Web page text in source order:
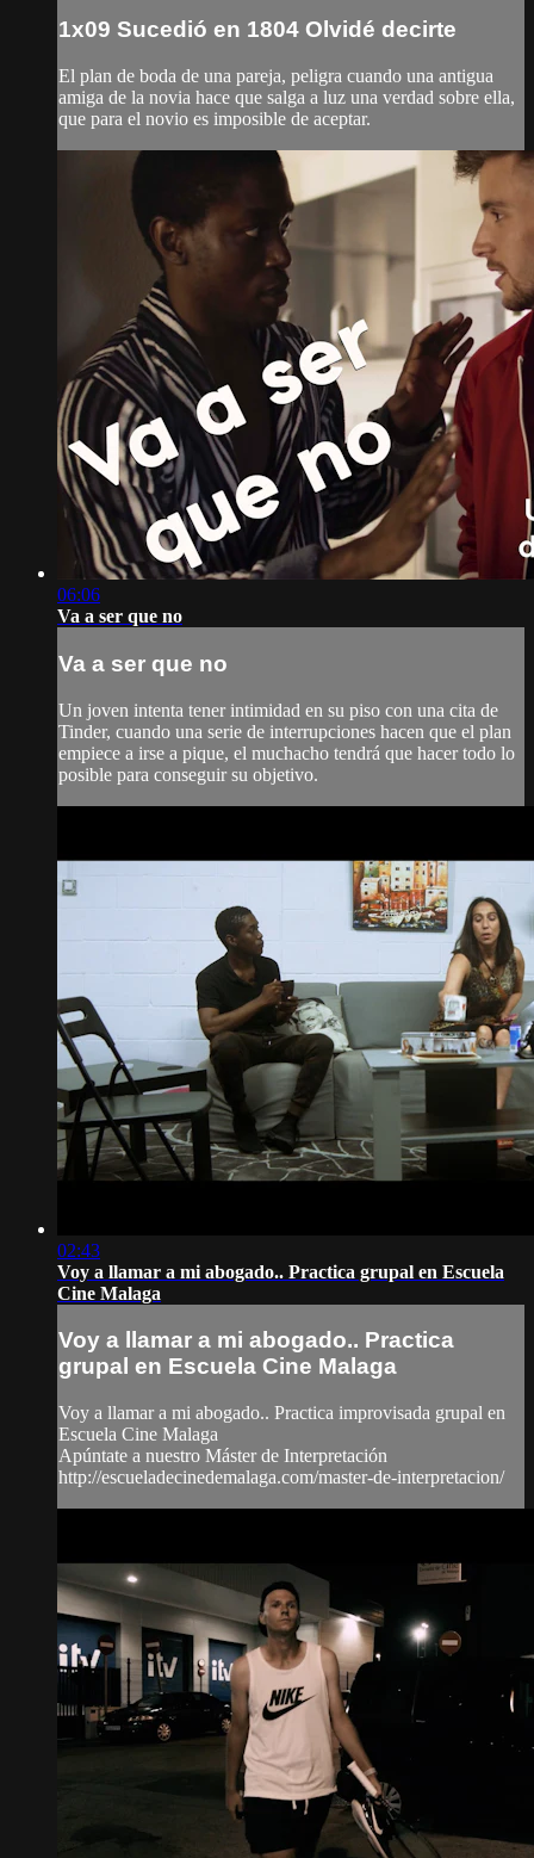
1x09 Sucedió en 1804 Olvidé decirte
El plan de boda de una pareja, peligra cuando una antigua
amiga de la novia hace que salga a luz una verdad sobre ella,
que para el novio es imposible de aceptar.
06:06
Va a ser que no
Va a ser que no
Un joven intenta tener intimidad en su piso con una cita de
Tinder, cuando una serie de interrupciones hacen que el plan
empiece a irse a pique, el muchacho tendrá que hacer todo lo
posible para conseguir su objetivo.
02:43
Voy a llamar a mi abogado.. Practica grupal en Escuela
Cine Malaga
Voy a llamar a mi abogado.. Practica
grupal en Escuela Cine Malaga
Voy a llamar a mi abogado.. Practica improvisada grupal en
Escuela Cine Malaga
Apúntate a nuestro Máster de Interpretación
http://escueladecinedemalaga.com/master-de-interpretacion/